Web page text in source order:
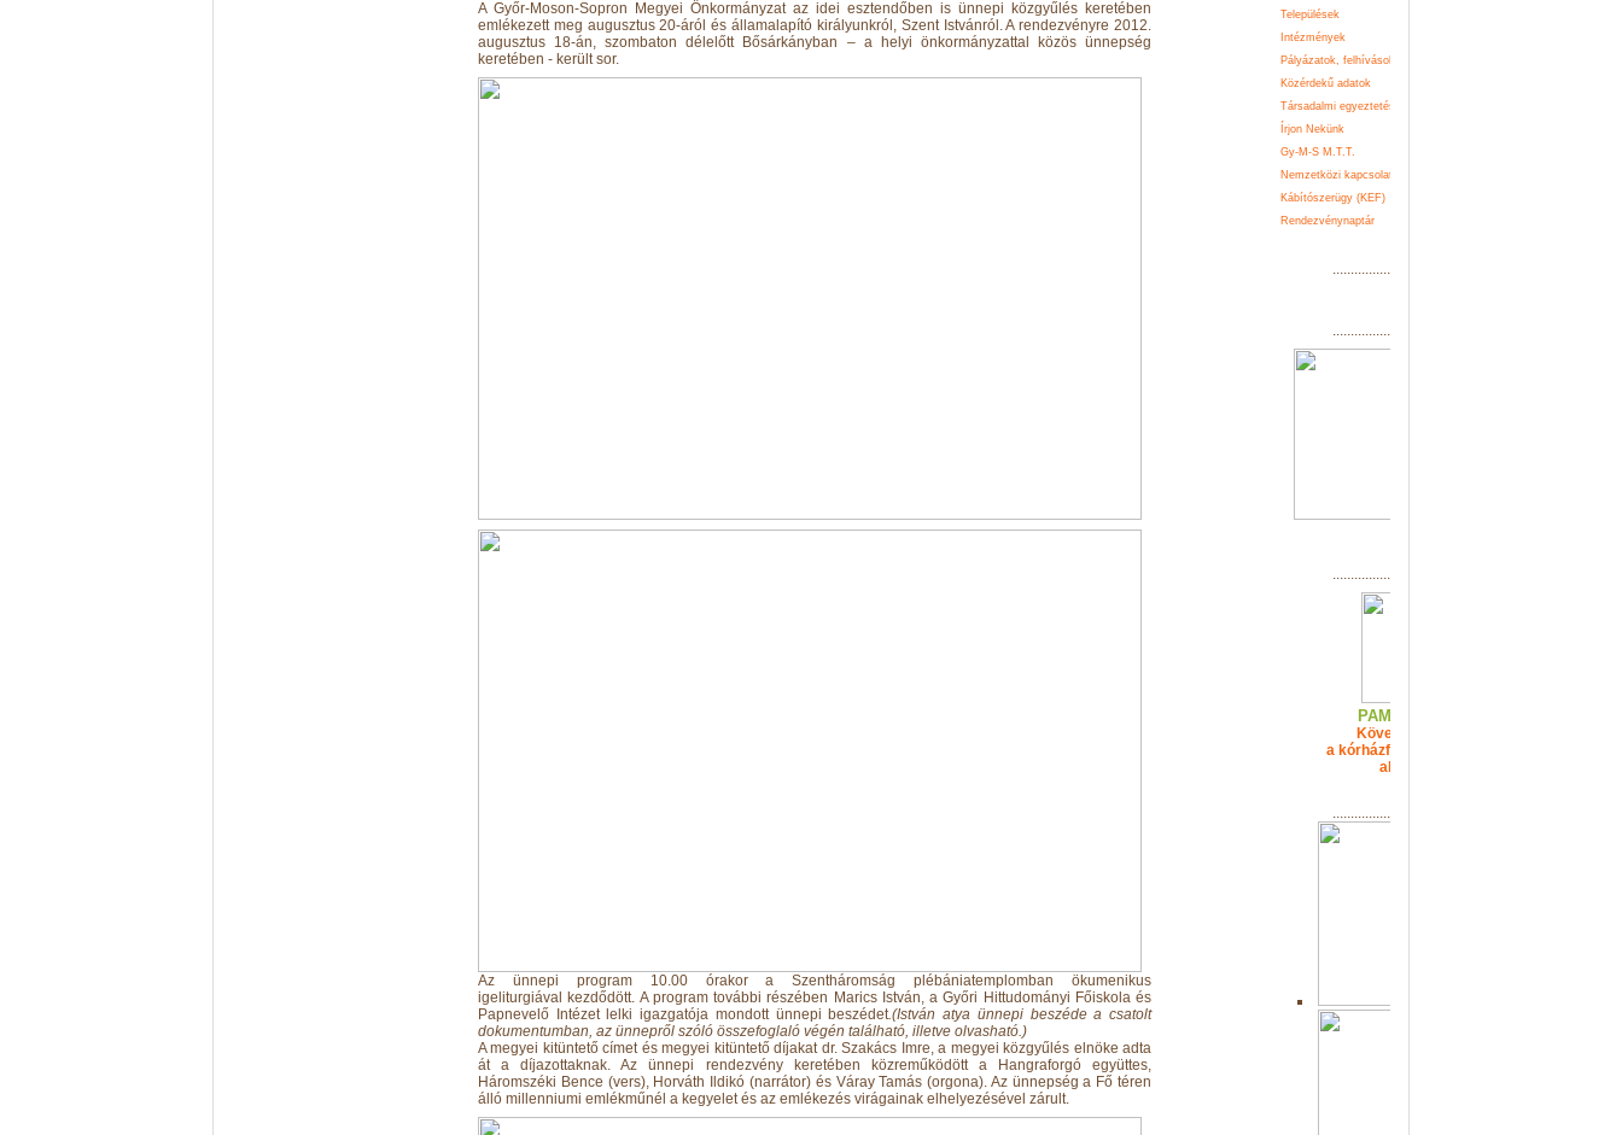
A Győr-Moson-Sopron Megyei Önkormányzat az idei esztendőben is ünnepi közgyűlés keretében
emlékezett meg augusztus 20-áról és államalapító királyunkról, Szent Istvánról. A rendezvényre 2012.
augusztus 18-án, szombaton délelőtt Bősárkányban – a helyi önkormányzattal közös ünnepség
keretében - került sor.
Az ünnepi program 10.00 órakor a Szentháromság plébániatemplomban ökumenikus
igeliturgiával kezdődött. A program további részében Marics István, a Győri Hittudományi Főiskola és
Papnevelő Intézet lelki igazgatója mondott ünnepi beszédet.(István atya ünnepi beszéde a csatolt
dokumentumban, az ünnepről szóló összefoglaló végén található, illetve olvasható.)
A megyei kitüntető címet és megyei kitüntető díjakat dr. Szakács Imre, a megyei közgyűlés elnöke adta
át a díjazottaknak. Az ünnepi rendezvény keretében közreműködött a Hangraforgó együttes,
Háromszéki Bence (vers), Horváth Ildikó (narrátor) és Váray Tamás (orgona). Az ünnepség a Fő téren
álló millenniumi emlékműnél a kegyelet és az emlékezés virágainak elhelyezésével zárult.
Települések
Intézmények
Pályázatok, felhívások
Közérdekű adatok
Társadalmi egyeztetés
Írjon Nekünk
Gy-M-S M.T.T.
Nemzetközi kapcsolatok
Kábítószerügy (KEF)
Rendezvénynaptár
................................................
................................................
................................................
PAMOK Hírlevél
Kövesse nyomon
a kórházfejlesztési projekt
alakulását!
................................................